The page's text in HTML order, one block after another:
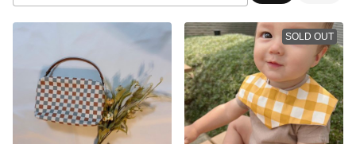
SOLD OUT